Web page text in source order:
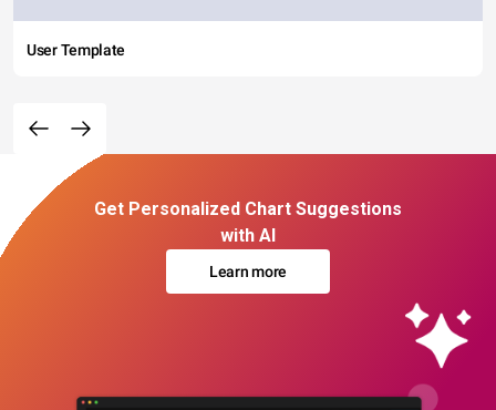
User Template
Get Personalized Chart Suggestions
with AI
Learn more